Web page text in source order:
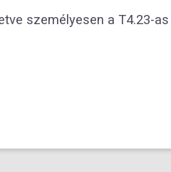
személyesen a T4.23-as